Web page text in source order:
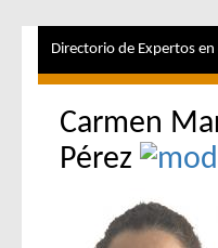
Directorio de Expertos
Carmen
Pérez